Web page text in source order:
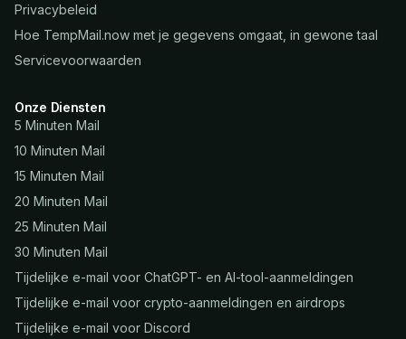
Privacybeleid
Hoe TempMail.now met je gegevens omgaat, in gewone taal
Servicevoorwaarden
Onze Diensten
5 Minuten Mail
10 Minuten Mail
15 Minuten Mail
20 Minuten Mail
25 Minuten Mail
30 Minuten Mail
Tijdelijke e-mail voor ChatGPT- en AI-tool-aanmeldingen
Tijdelijke e-mail voor crypto-aanmeldingen en airdrops
Tijdelijke e-mail voor Discord